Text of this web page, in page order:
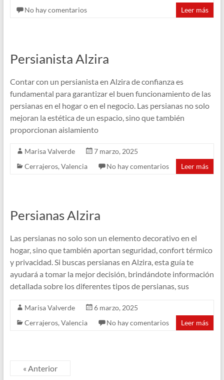
No hay comentarios
Leer más
Persianista Alzira
Contar con un persianista en Alzira de confianza es
fundamental para garantizar el buen funcionamiento de las
persianas en el hogar o en el negocio. Las persianas no solo
mejoran la estética de un espacio, sino que también
proporcionan aislamiento
Marisa Valverde
7 marzo, 2025
Cerrajeros, Valencia No hay comentarios Leer más
Persianas Alzira
Las persianas no solo son un elemento decorativo en el
hogar, sino que también aportan seguridad, confort térmico
y privacidad. Si buscas persianas en Alzira, esta guía te
ayudará a tomar la mejor decisión, brindándote información
detallada sobre los diferentes tipos de persianas, sus
Marisa Valverde
6 marzo, 2025
Cerrajeros, Valencia No hay comentarios Leer más
« Anterior